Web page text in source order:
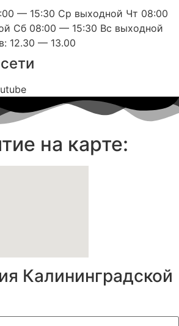
— 15:30 Ср выходной Чт 08:00
Сб 08:00 — 15:30 Вс выходной
12.30 — 13.00
на карте:
Калининградской